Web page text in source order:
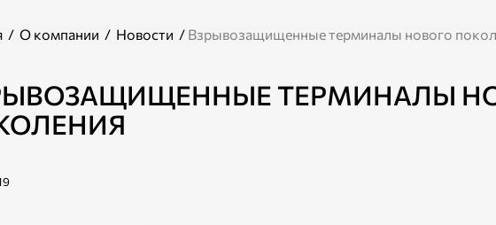
/ О компании / Новости / Взрывозащищенные терминалы нового
ТЕРМИНАЛЫ